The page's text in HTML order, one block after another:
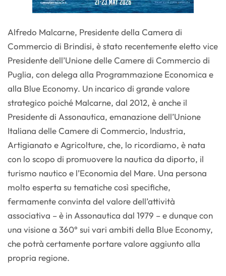
Alfredo Malcarne, Presidente della Camera di
Commercio di Brindisi, è stato recentemente eletto vice
Presidente dell’Unione delle Camere di Commercio di
Puglia, con delega alla Programmazione Economica e
alla Blue Economy. Un incarico di grande valore
strategico poiché Malcarne, dal 2012, è anche il
Presidente di Assonautica, emanazione dell’Unione
Italiana delle Camere di Commercio, Industria,
Artigianato e Agricolture, che, lo ricordiamo, è nata
con lo scopo di promuovere la nautica da diporto, il
turismo nautico e l’Economia del Mare. Una persona
molto esperta su tematiche così specifiche,
fermamente convinta del valore dell’attività
associativa – è in Assonautica dal 1979 – e dunque con
una visione a 360° sui vari ambiti della Blue Economy,
che potrà certamente portare valore aggiunto alla
propria regione.